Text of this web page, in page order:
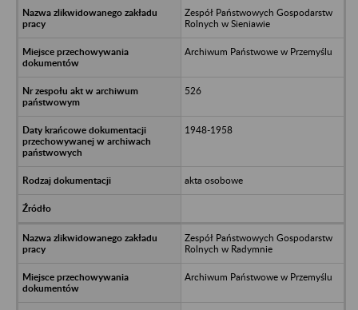
Zespół Państwowych Gospodarstw
Rolnych w Sieniawie
Archiwum Państwowe w Przemyślu
526
1948-1958
akta osobowe
Zespół Państwowych Gospodarstw
Rolnych w Radymnie
Archiwum Państwowe w Przemyślu